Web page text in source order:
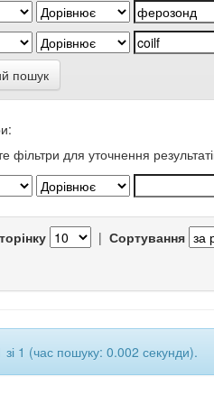
пошук
фільтри для уточнення
| Сортування
зі 1 (час пошуку: 0.002 секунди).